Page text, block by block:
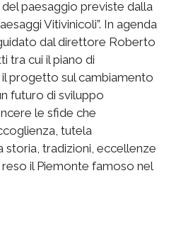
paesaggio previste dalla
Vitivinicoli”. In agenda
dal direttore Roberto
tra cui il piano di
progetto sul cambiamento
futuro di sviluppo
le sfide che
tutela
storia, tradizioni, eccellenze
il Piemonte famoso nel